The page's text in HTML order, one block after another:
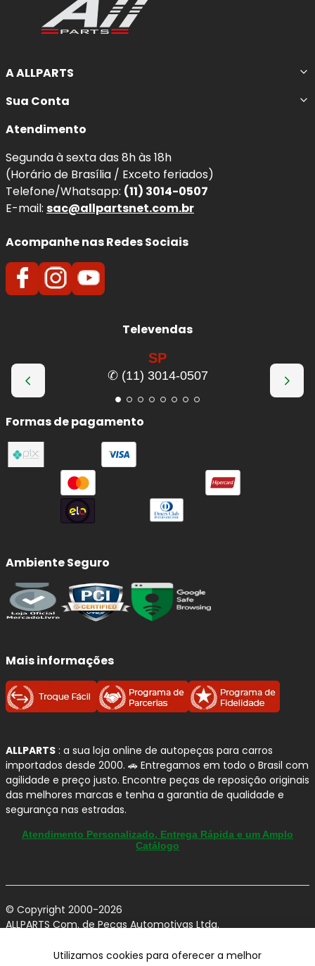
A ALLPARTS
Sua Conta
Atendimento
Segunda à sexta das 8h às 18h
(Horário de Brasília / Exceto feriados)
Telefone/Whatsapp: (11) 3014-0507
E-mail: sac@allpartsnet.com.br
Acompanhe nas Redes Sociais
Televendas
SP
✆ (11) 3014-0507
Formas de pagamento
Ambiente Seguro
Mais informações
ALLPARTS : a sua loja online de autopeças para carros
importados desde 2000. 🚗 Entregamos em todo o Brasil com
agilidade e preço justo. Encontre peças de reposição originais
das melhores marcas e tenha a garantia de qualidade e
segurança nas estradas.
Atendimento Personalizado, Entrega Rápida e um Amplo
Catálogo
© Copyright 2000-2026
ALLPARTS Com. de Peças Automotivas Ltda.
Claudina - Vinhedo/SP - CEP 13284-480.
Utilizamos cookies para oferecer a melhor